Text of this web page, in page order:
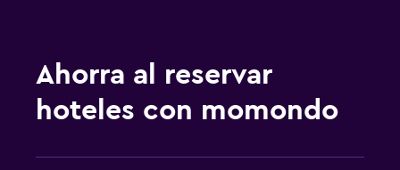
Ahorra al reservar
hoteles con momondo